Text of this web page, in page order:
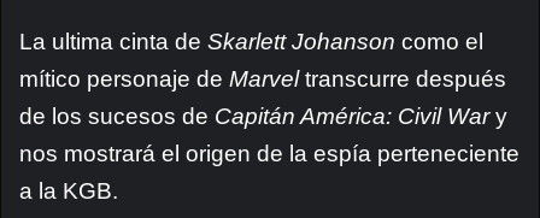
La ultima cinta de Skarlett Johanson como el
mítico personaje de Marveltranscurre después
de los sucesos de Capitán América: Civil Wary
nos mostrará el origen de la espía perteneciente
a la KGB.